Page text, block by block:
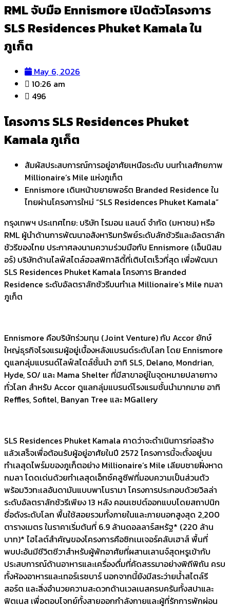
RML จับมือ Ennismore เปิดตัวโครงการ
SLS Residences Phuket Kamala ใน
ภูเก็ต
May 6, 2026
10:26 am
496
โครงการ SLS Residences Phuket
Kamala ภูเก็ต
สัมผัสประสบการณ์การอยู่อาศัยเหนือระดับ บนทำเลศักยภาพ
Millionaire’s Mile แห่งภูเก็ต
Ennismore เดินหน้าขยายพอร์ต Branded Residence ใน
ไทยผ่านโครงการใหม่ “SLS Residences Phuket Kamala”
กรุงเทพฯ ประเทศไทย: บริษัท ไรมอน แลนด์ จำกัด (มหาชน) หรือ
RML ผู้นำด้านการพัฒนาอสังหาริมทรัพย์ระดับลักชัวรีและอัลตราลัก
ชัวรีของไทย ประกาศลงนามความร่วมมือกับ Ennismore (เอ็นนิสม
อร์) บริษัทด้านไลฟ์สไตล์ฮอสพิทาลิตี้ที่เติบโตเร็วที่สุด เพื่อพัฒนา
SLS Residences Phuket Kamala โครงการ Branded
Residence ระดับอัลตราลักชัวรีบนทำเล Millionaire’s Mile กมลา
ภูเก็ต
Ennismore คือบริษัทร่วมทุน (Joint Venture) กับ Accor ยักษ์
ใหญ่ธุรกิจโรงแรมผู้อยู่เบื้องหลังแบรนด์ระดับโลก โดย Ennismore
ดูแลกลุ่มแบรนด์ไลฟ์สไตล์ชั้นนำ อาทิ SLS, Delano, Mondrian,
Hyde, SO/ และ Mama Shelter ที่มีสาขาอยู่ในจุดหมายปลายทาง
ทั่วโลก สำหรับ Accor ดูแลกลุ่มแบรนด์โรงแรมชั้นนำมากมาย อาทิ
Reffles, Sofitel, Banyan Tree และ MGallery
SLS Residences Phuket Kamala คาดว่าจะดำเนินการก่อสร้าง
แล้วเสร็จเพื่อต้อนรับผู้อยู่อาศัยในปี 2572 โครงการนี้จะตั้งอยู่บน
ทำเลสุดไพร์มของภูเก็ตอย่าง Millionaire’s Mile เลียบชายฝั่งหาด
กมลา โดดเด่นด้วยทำเลสุดเอ็กซ์คลูซีฟที่มอบความเป็นส่วนตัว
พร้อมวิวทะเลอันดามันแบบพาโนรามา โครงการประกอบด้วยวิลล่า
ระดับอัลตราลักชัวรีเพียง 13 หลัง คอนเซปต์ออกแบบโดยสถาปนิก
ชื่อดังระดับโลก พื้นใช้สอยรวมทั้งภายในและภายนอกสูงสุด 2,200
ตารางเมตร ในราคาเริ่มต้นที่ 6.9 ล้านดอลลาร์สหรัฐ* (220 ล้าน
บาท)* ไฮไลต์สำคัญของโครงการคือซิกเนเจอร์คลับเฮาส์ พื้นที่
พบปะอันมีชีวิตชีวาสำหรับผู้พักอาศัยที่ผสานเลานจ์สุดหรูเข้ากับ
ประสบการณ์ด้านอาหารและเครื่องดื่มที่คัดสรรมาอย่างพิถีพิถัน ครบ
ทั้งห้องอาหารและเทอร์เรซบาร์ นอกจากนี้ยังมีสระว่ายน้ำสไตล์รี
สอร์ต และสิ่งอำนวยความสะดวกด้านเวลเนสครบครันทั้งสปาและ
ฟิตเนส เพื่อตอบโจทย์ทั้งสายออกกำลังกายและผู้ที่รักการพักผ่อน